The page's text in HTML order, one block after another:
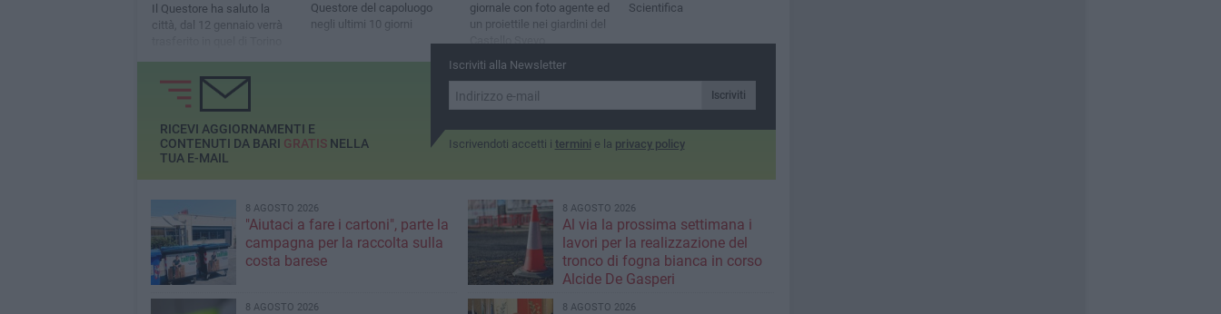
Il Questore ha saluto la
città, dal 12 gennaio verrà
Questore del capoluogo
negli ultimi 10 giorni
giornale con foto agente ed
un proiettile nei giardini del
Castello Svevo
Scientifica
Iscriviti alla Newsletter
Iscriviti
Iscrivendoti accetti i termini e la privacy policy
RICEVI AGGIORNAMENTI E
CONTENUTI DA BARI GRATISNELLA
TUA E-MAIL
8 AGOSTO 2026
"Aiutaci a fare i cartoni", parte la
campagna per la raccolta sulla
costa barese
8 AGOSTO 2026
Al via la prossima settimana i
lavori per la realizzazione del
tronco di fogna bianca in corso
Alcide De Gasperi
8 AGOSTO 2026 8 AGOSTO 2026